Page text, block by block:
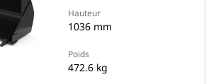
Hauteur
1036 mm
Poids
472.6 kg